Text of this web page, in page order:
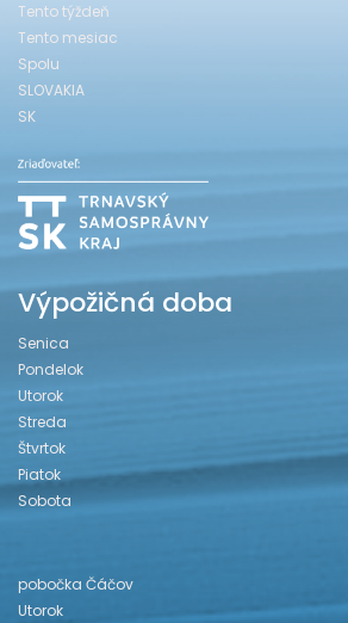
Tento týždeň
Tento mesiac
Spolu
SLOVAKIA
SK
Výpožičná doba
Senica
Pondelok
Utorok
Streda
Štvrtok
Piatok
Sobota
pobočka Čáčov
Utorok